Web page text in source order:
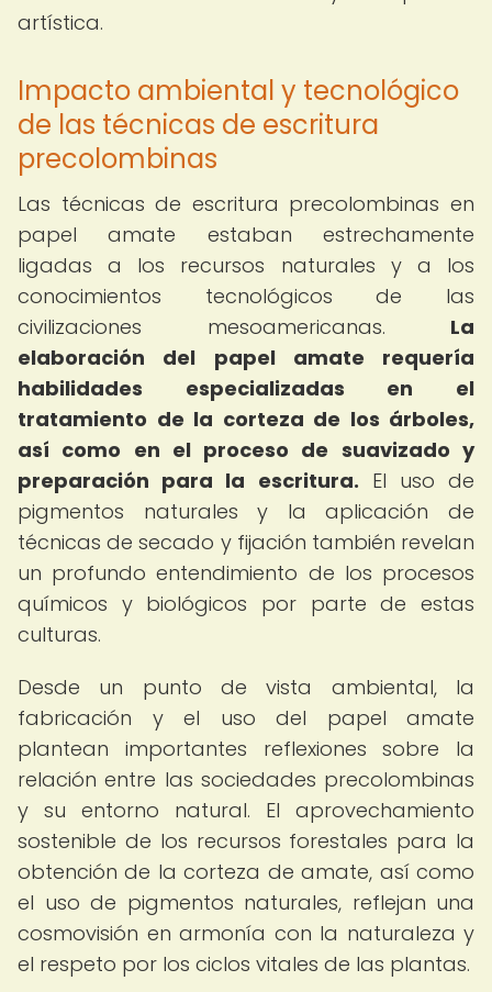
artística.
Impacto ambiental y tecnológico
de las técnicas de escritura
precolombinas
Las técnicas de escritura precolombinas en
papel amate estaban estrechamente
ligadas a los recursos naturales y a los
conocimientos tecnológicos de las
civilizaciones mesoamericanas. La
elaboración del papel amate requería
habilidades especializadas en el
tratamiento de la corteza de los árboles,
así como en el proceso de suavizado y
preparación para la escritura. El uso de
pigmentos naturales y la aplicación de
técnicas de secado y fijación también revelan
un profundo entendimiento de los procesos
químicos y biológicos por parte de estas
culturas.
Desde un punto de vista ambiental, la
fabricación y el uso del papel amate
plantean importantes reflexiones sobre la
relación entre las sociedades precolombinas
y su entorno natural. El aprovechamiento
sostenible de los recursos forestales para la
obtención de la corteza de amate, así como
el uso de pigmentos naturales, reflejan una
cosmovisión en armonía con la naturaleza y
el respeto por los ciclos vitales de las plantas.